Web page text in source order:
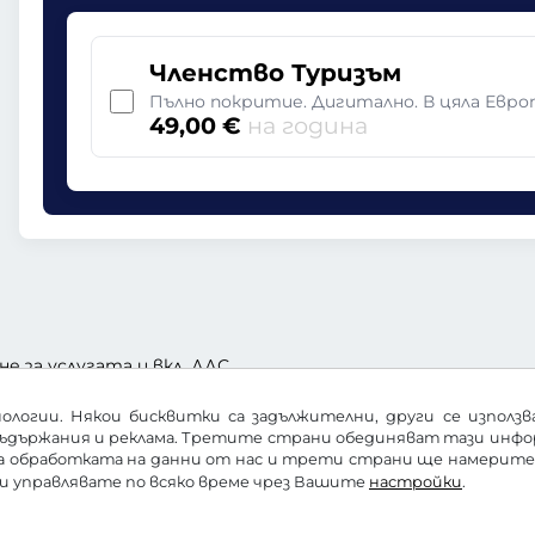
Някои бисквитки са задължителни, други се
и реклама. Третите страни обединяват тази
обработката на данни от нас и трети страни ще
управлявате по всяко време чрез Вашите настройки.
Членство Туризъм
Пълно покритие. Дигитално. В цяла
49,00 € на година
за услугата и вкл. ДДС